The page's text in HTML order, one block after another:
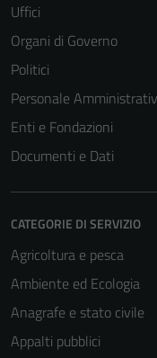
Uffici
Organi di Governo
Politici
Personale
Enti e Fondazioni
Documenti e Dati
CATEGORIE DI SERVIZIO
Agricoltura e pesca
Ambiente ed Ecologia
Anagrafe e stato civile
Appalti pubblici